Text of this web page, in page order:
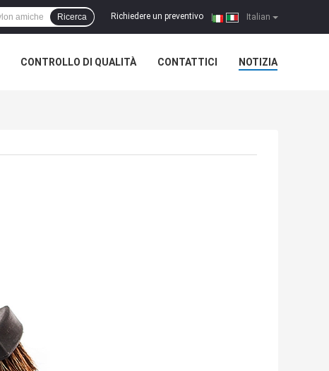
Italian
Richiedere un preventivo |
Ricerca
CONTROLLO DI QUALITÀ CONTATTICI NOTIZIA